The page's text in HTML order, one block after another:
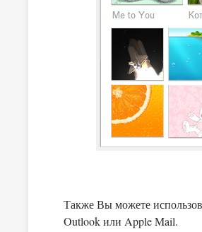
Также Вы можете
Outlook или Apple Mail.